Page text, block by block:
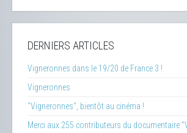
DERNIERS ARTICLES
Vigneronnes dans le 19/20 de France 3 !
Vigneronnes
"Vigneronnes", bientôt au cinéma !
Merci aux 255 contributeurs du documentaire